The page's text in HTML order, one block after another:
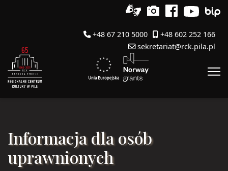
+48 67 210 5000
+48 602 252 166
sekretariat@rck.pila.pl
Informacja dla osób
uprawnionych